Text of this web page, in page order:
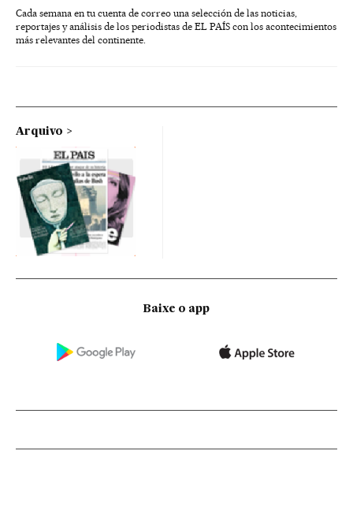
Cada semana en tu cuenta de correo una selección de las noticias,
reportajes y análisis de los periodistas de EL PAÍS con los acontecimientos
más relevantes del continente.
Arquivo
Baixe o app